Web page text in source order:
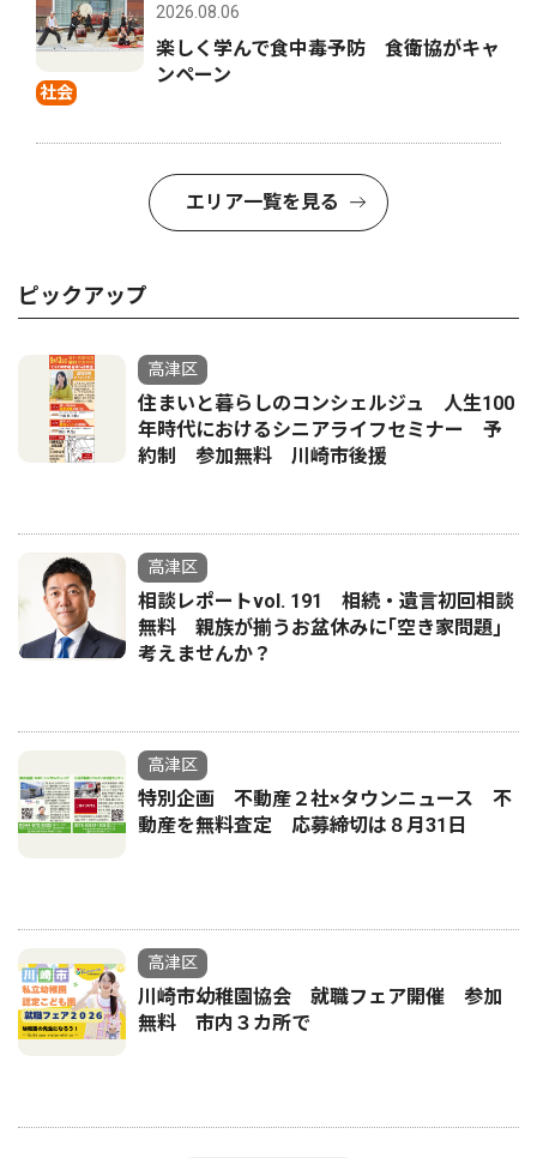
社会
2026.08.06
楽しく学んで食中毒予防 食衛協がキャ
ンペーン
エリア一覧を見る
ピックアップ
高津区
住まいと暮らしのコンシェルジュ 人生100
年時代におけるシニアライフセミナー 予
約制 参加無料 川崎市後援
高津区
相談レポートvol. 191 相続・遺言初回相談
無料 親族が揃うお盆休みに｢空き家問題｣
考えませんか？
高津区
特別企画 不動産２社×タウンニュース 不
動産を無料査定 応募締切は８月31日
高津区
川崎市幼稚園協会 就職フェア開催 参加
無料 市内３カ所で